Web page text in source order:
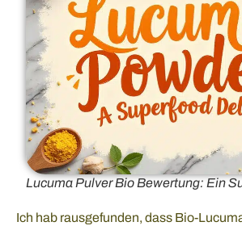
Lucuma Pulver Bio Bewertung: Ein
Ich hab rausgefunden, dass Bio-